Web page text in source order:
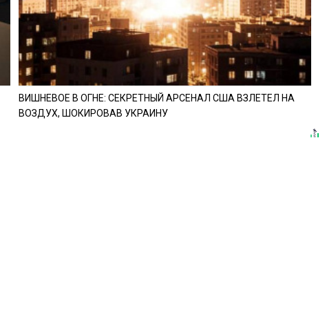
ВИШНЕВОЕ В ОГНЕ: СЕКРЕТНЫЙ АРСЕНАЛ США ВЗЛЕТЕЛ НА
ВОЗДУХ, ШОКИРОВАВ УКРАИНУ